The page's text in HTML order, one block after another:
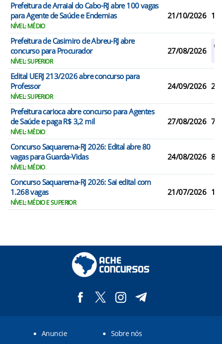
Prefeitura de Arraial do Cabo-RJ abre 100 vagas
para Agente de Saúde e Endemias
NÍVEL: MÉDIO
21/10/2026
Prefeitura de Casimiro de Abreu-RJ abre
concurso para Procurador
NÍVEL: SUPERIOR
27/08/2026
Edital UERJ 213/2026 abre concurso para
Professor
NÍVEL: SUPERIOR
24/09/2026 2
Prefeitura carioca abre concurso para Agentes
de Saúde e paga R$ 3,2 mil
NÍVEL: MÉDIO
27/08/2026 70
Concurso Saquarema-RJ 2026: Edital abre 80
vagas para Guarda-Vidas
NÍVEL: MÉDIO
24/08/2026 80
Concurso Saquarema-RJ 2026: Sai edital com
1.268 vagas
NÍVEL: MÉDIO E SUPERIOR
21/07/2026
Anuncie
Sobre nós